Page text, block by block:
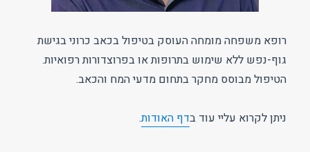
רופא משפחה מומחה העוסק בטיפול בכאב כרוני בגישת
גוף-נפש ללא שימוש בתרופות או בפרוצדורות רפואיות.
הטיפול מבוסס מחקר בתחום מדעי המח והכאב.
ניתן לקרוא עליי עוד בדף האודות.